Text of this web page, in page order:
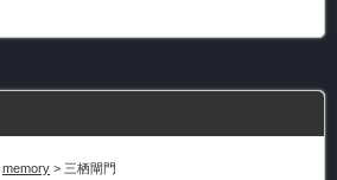
memory > 三栖閘門